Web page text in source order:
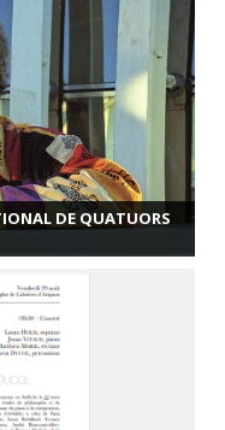
DE QUATUORS